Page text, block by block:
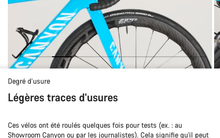
Degré d’usure
Légères traces d'usures
Ces vélos ont été roulés quelques fois pour tests (ex. : au
Showroom Canyon ou par les journalistes). Cela signifie qu'il peut